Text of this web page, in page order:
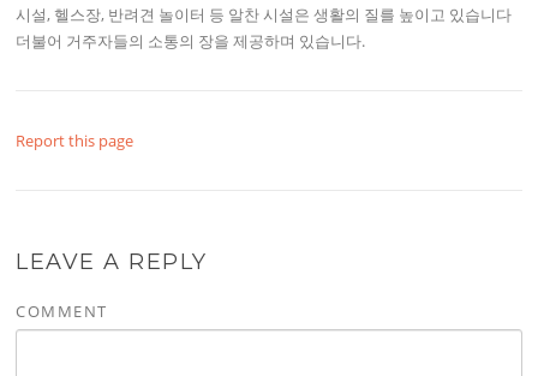
시설, 헬스장, 반려견 놀이터 등 알찬 시설은 생활의 질를 높이고 있습니다
더불어 거주자들의 소통의 장을 제공하며 있습니다.
Report this page
LEAVE A REPLY
COMMENT